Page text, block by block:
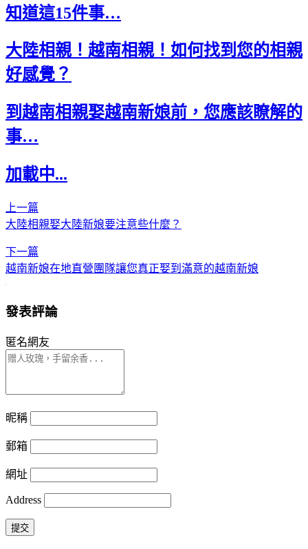
知道這15件事…
大陸相親！越南相親！如何找到您的相親
好感覺？
到越南相親娶越南新娘前，您應該瞭解的
事…
加載中...
上一篇
大陸相親娶大陸新娘要注意些什麼？
下一篇
越南新娘在地直營團隊讓您真正娶到滿意的越南新娘
發表評論
匿名網友
昵稱
郵箱
網址
Address
提交